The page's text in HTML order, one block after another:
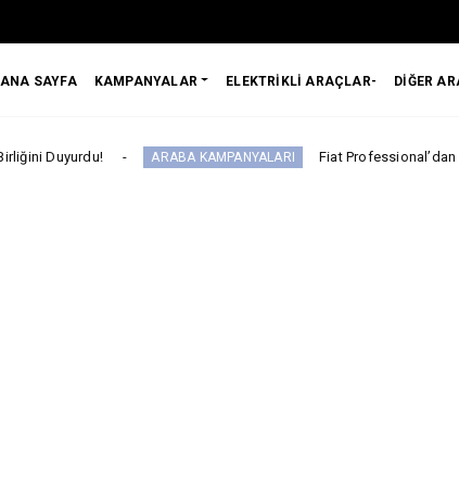
ANA SAYFA KAMPANYALAR ELEKTRİKLİ ARAÇLAR- DİĞER
ARABA KAMPANYALARI Fiat Professional’dan 1 Milyon tl’ye